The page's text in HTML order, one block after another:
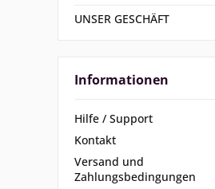
UNSER GESCHÄFT
Informationen
Hilfe / Support
Kontakt
Versand und
Zahlungsbedingungen